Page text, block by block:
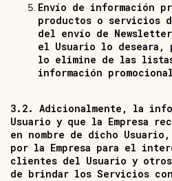
Envío de información
productos o servicios
del envío de
el Usuario lo
lo elimine de las
información
3.2. Adicionalmente, la
Usuario y que la Empresa
en nombre de dicho
por la Empresa para el
clientes del Usuario y
de brindar los Servicios